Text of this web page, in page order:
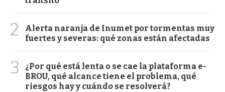
2
Alerta naranja de Inumet por tormentas muy
fuertes y severas: qué zonas están afectadas
3
¿Por qué está lenta o se cae la plataforma e-
BROU, qué alcance tiene el problema, qué
riesgos hay y cuándo se resolverá?